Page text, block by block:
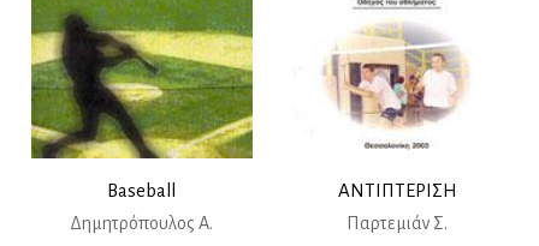
Baseball
Δημητρόπουλος Α.
ΑΝΤΙΠΤΕΡΙΣΗ
Παρτεμιάν Σ.